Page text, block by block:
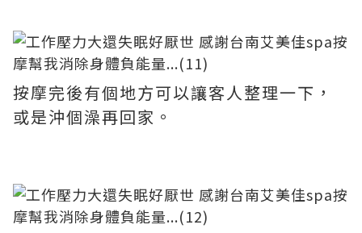
按摩完後有個地方可以讓客人整理一下，
或是沖個澡再回家。